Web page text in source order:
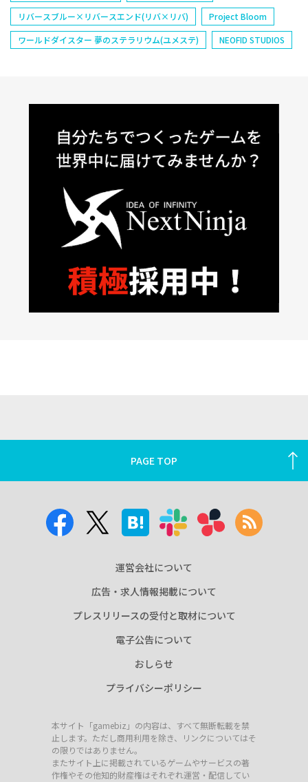
リバースブルー×リバースエンド(リバ×リバ)
Project Bloom
ワールドダイスター 夢のステラリウム(ユメステ)
NEOFID STUDIOS
PAGE TOP
運営会社について
広告・求人情報掲載について
プレスリリースの受付と取材について
電子公告について
おしらせ
プライバシーポリシー
本サイト「gamebiz」の内容は、すべて無断転載を禁
止します。ただし商用利用を除き、リンクについてはそ
の限りではありません。
またサイト上に掲載されているゲームやサービスの著
作権やその他知的財産権はそれぞれ運営・配信してい